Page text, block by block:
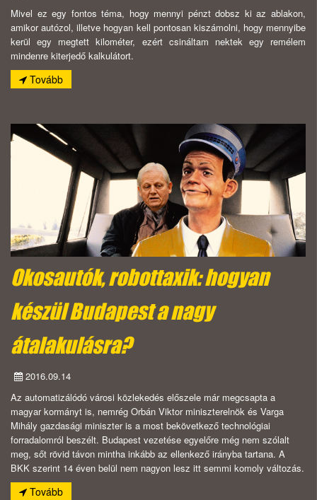
Mivel ez egy fontos téma, hogy mennyi pénzt dobsz ki az ablakon,
amikor autózol, illetve hogyan kell pontosan kiszámolni, hogy mennyibe
kerül egy megtett kilométer, ezért csináltam nektek egy remélem
mindenre kiterjedő kalkulátort.
Tovább
Okosautók, robottaxik: hogyan
készül Budapest a nagy
átalakulásra?
2016.09.14
Az automatizálódó városi közlekedés előszele már megcsapta a
magyar kormányt is, nemrég Orbán Viktor miniszterelnök és Varga
Mihály gazdasági miniszter is a most bekövetkező technológiai
forradalomról beszélt. Budapest vezetése egyelőre még nem szólalt
meg, sőt rövid távon mintha inkább az ellenkező irányba tartana. A
BKK szerint 14 éven belül nem nagyon lesz itt semmi komoly változás.
Tovább